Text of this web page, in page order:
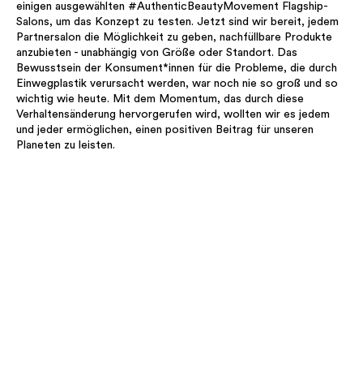
einigen ausgewählten #AuthenticBeautyMovement Flagship-
Salons, um das Konzept zu testen. Jetzt sind wir bereit, jedem
Partnersalon die Möglichkeit zu geben, nachfüllbare Produkte
anzubieten - unabhängig von Größe oder Standort. Das
Bewusstsein der Konsument*innen für die Probleme, die durch
Einwegplastik verursacht werden, war noch nie so groß und so
wichtig wie heute. Mit dem Momentum, das durch diese
Verhaltensänderung hervorgerufen wird, wollten wir es jedem
und jeder ermöglichen, einen positiven Beitrag für unseren
Planeten zu leisten.